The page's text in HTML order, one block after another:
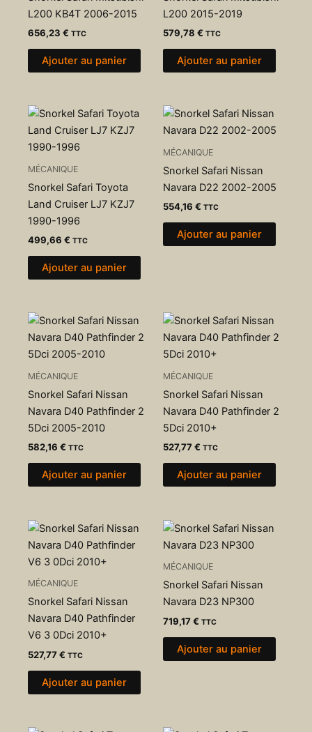
L200 KB4T 2006-2015
656,23 € TTC
Ajouter au panier
L200 2015-2019
579,78 € TTC
Ajouter au panier
MÉCANIQUE
Snorkel Safari Toyota
Land Cruiser LJ7 KZJ7
1990-1996
499,66 € TTC
Ajouter au panier
MÉCANIQUE
Snorkel Safari Nissan
Navara D22 2002-2005
554,16 € TTC
Ajouter au panier
MÉCANIQUE
Snorkel Safari Nissan
Navara D40 Pathfinder 2
5Dci 2005-2010
582,16 € TTC
Ajouter au panier
MÉCANIQUE
Snorkel Safari Nissan
Navara D40 Pathfinder 2
5Dci 2010+
527,77€ TTC
Ajouter au panier
MÉCANIQUE
Snorkel Safari Nissan
Navara D40 Pathfinder
V6 3 0Dci 2010+
527,77€ TTC
Ajouter au panier
MÉCANIQUE
Snorkel Safari Nissan
Navara D23 NP300
719,17€ TTC
Ajouter au panier